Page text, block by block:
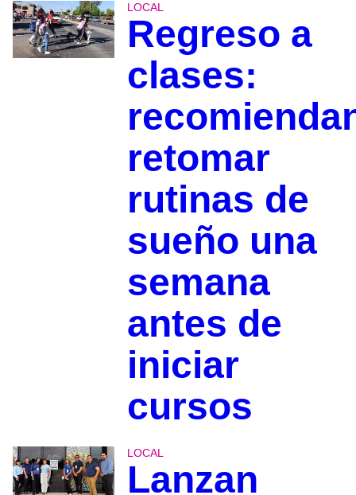
LOCAL
Regreso a
clases:
retomar
rutinas de
sueño una
semana
antes de
iniciar
cursos
LOCAL
Lanzan